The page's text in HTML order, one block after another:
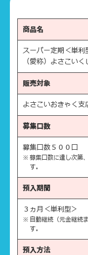
商品名
スーパー定期＜単利
（愛称）よさこい
販売対象
よさこいおきゃく
募集口数
募集口数５００口
募集口数に達し次第
す。
預入期間
３ヵ月＜単利型＞
自動継続（元金継続
す。
預入方法